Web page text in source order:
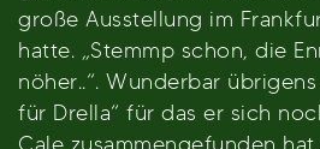
große Ausstellung im
hatte. „Stemmp schon, die
nöher..“. Wunderbar
für Drella“ für das er sich
Cale zusammengefunden